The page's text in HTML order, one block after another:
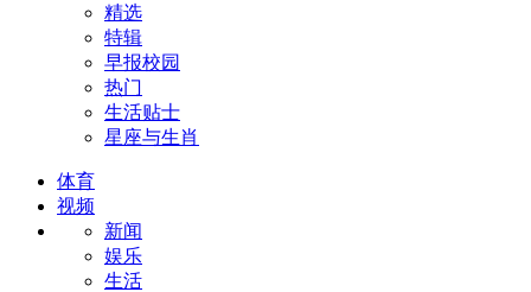
精选
特辑
早报校园
热门
生活贴士
星座与生肖
体育
视频
新闻
娱乐
生活